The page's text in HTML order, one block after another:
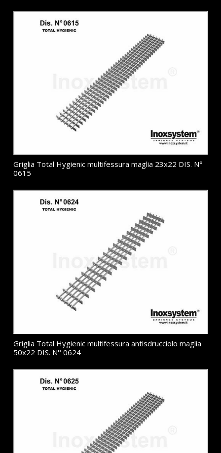
Griglia Total Hygienic multifessura maglia 23x22 DIS. N°
0615
Griglia Total Hygienic multifessura antisdrucciolo maglia
50x22 DIS. N° 0624